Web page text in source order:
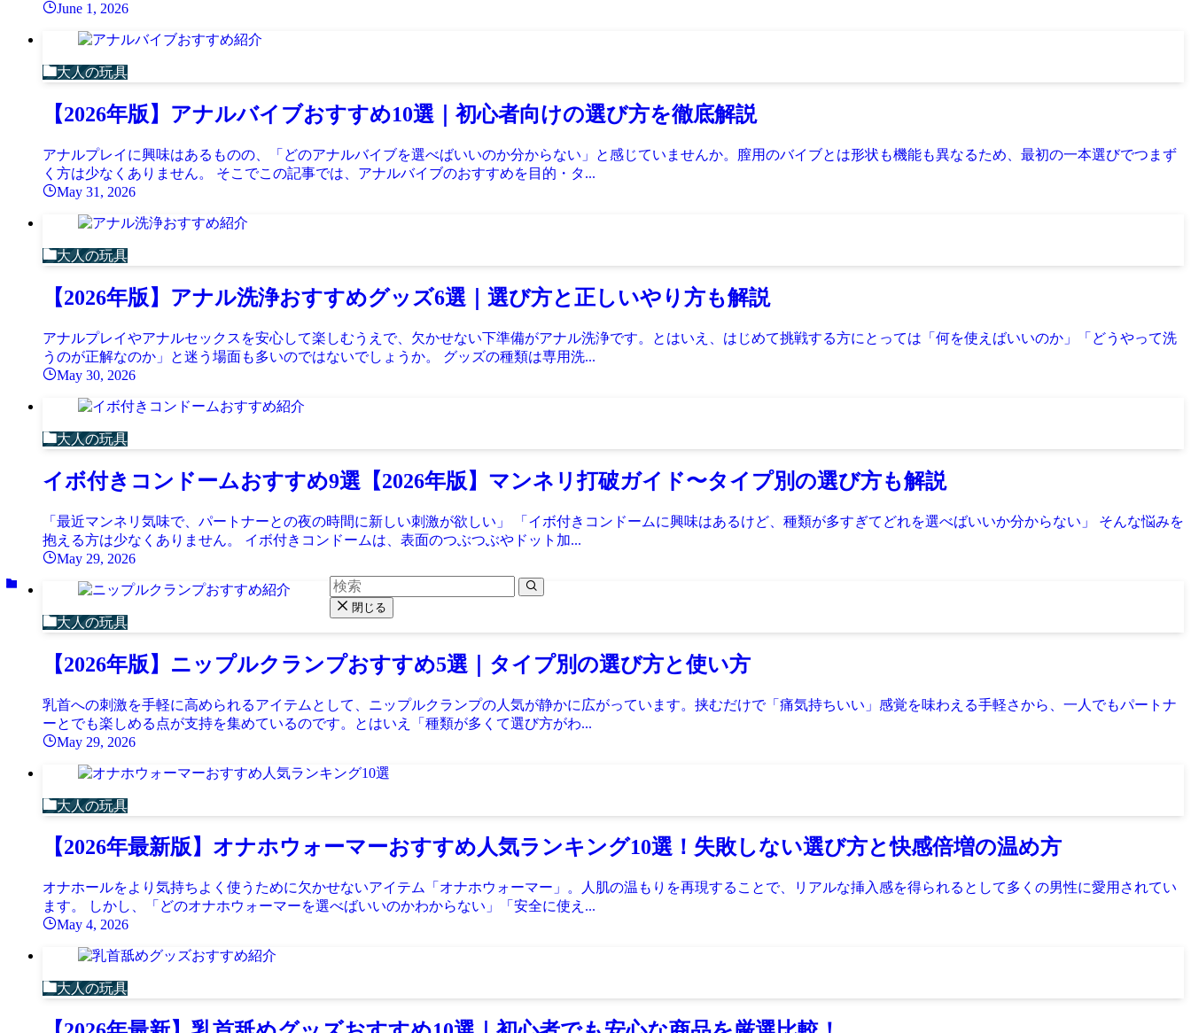
June 1, 2026
大人の玩具
【2026年版】アナルバイブおすすめ10選｜初心者向けの選び方を徹底解説
アナルプレイに興味はあるものの、「どのアナルバイブを選べばいいのか分からない」と感じていませんか。膣用のバイブとは形状も機能も異なるため、最初の一本選びでつまず
く方は少なくありません。 そこでこの記事では、アナルバイブのおすすめを目的・タ...
May 31, 2026
大人の玩具
【2026年版】アナル洗浄おすすめグッズ6選｜選び方と正しいやり方も解説
アナルプレイやアナルセックスを安心して楽しむうえで、欠かせない下準備がアナル洗浄です。とはいえ、はじめて挑戦する方にとっては「何を使えばいいのか」「どうやって洗
うのが正解なのか」と迷う場面も多いのではないでしょうか。 グッズの種類は専用洗...
May 30, 2026
大人の玩具
イボ付きコンドームおすすめ9選【2026年版】マンネリ打破ガイド〜タイプ別の選び方も解説
「最近マンネリ気味で、パートナーとの夜の時間に新しい刺激が欲しい」 「イボ付きコンドームに興味はあるけど、種類が多すぎてどれを選べばいいか分からない」 そんな悩みを
抱える方は少なくありません。 イボ付きコンドームは、表面のつぶつぶやドット加...
May 29, 2026
大人の玩具
【2026年版】ニップルクランプおすすめ5選｜タイプ別の選び方と使い方
乳首への刺激を手軽に高められるアイテムとして、ニップルクランプの人気が静かに広がっています。挟むだけで「痛気持ちいい」感覚を味わえる手軽さから、一人でもパートナ
ーとでも楽しめる点が支持を集めているのです。とはいえ「種類が多くて選び方がわ...
May 29, 2026
大人の玩具
【2026年最新版】オナホウォーマーおすすめ人気ランキング10選！失敗しない選び方と快感倍増の温め方
オナホールをより気持ちよく使うために欠かせないアイテム「オナホウォーマー」。人肌の温もりを再現することで、リアルな挿入感を得られるとして多くの男性に愛用されてい
ます。 しかし、「どのオナホウォーマーを選べばいいのかわからない」「安全に使え...
May 4, 2026
大人の玩具
閉じる